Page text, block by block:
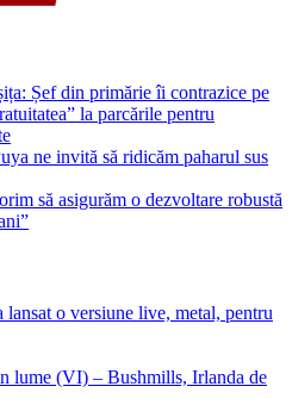
Șef din primărie îi contrazice pe
la parcările pentru
ne invită să ridicăm paharul sus
să asigurăm o dezvoltare robustă
lansat o versiune live, metal, pentru
lume (VI) – Bushmills, Irlanda de